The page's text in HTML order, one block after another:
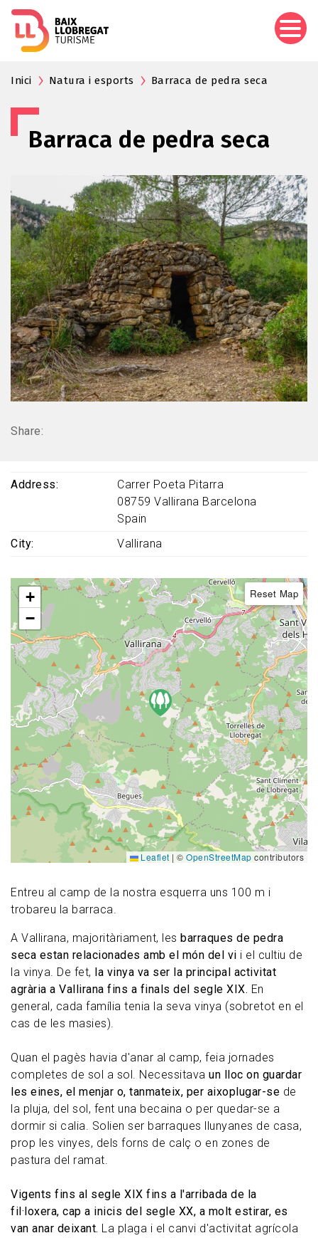
Inici Natura i esports Barraca de pedra seca
Barraca de pedra seca
Share:
Entreu al camp de la nostra esquerra uns 100 m i
trobareu la barraca.
A Vallirana, majoritàriament, les barraques de pedra
seca estan relacionades amb el món del vi i el cultiu de
la vinya. De fet, la vinya va ser la principal activitat
agrària a Vallirana fins a finals del segle XIX. En
general, cada família tenia la seva vinya (sobretot en el
cas de les masies).
Quan el pagès havia d'anar al camp, feia jornades
completes de sol a sol. Necessitava un lloc on guardar
les eines, el menjar o, tanmateix, per aixoplugar-se de
la pluja, del sol, fent una becaina o per quedar-se a
dormir si calia. Solien ser barraques llunyanes de casa,
prop les vinyes, dels forns de calç o en zones de
pastura del ramat.
Vigents fins al segle XIX fins a l'arribada de la
fil·loxera, cap a inicis del segle XX, a molt estirar, es
van anar deixant. La plaga i el canvi d'activitat agrícola
Address
Carrer Poeta Pitarra
08759 Vallirana Barcelona
Spain
City
Vallirana
+
−
Reset Map
Leaflet | © OpenStreetMap contributors